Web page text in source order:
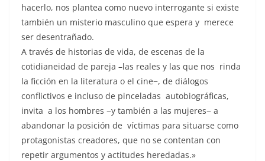
hacerlo, nos plantea como nuevo interrogante si existe
también un misterio masculino que espera y merece
ser desentrañado.
A través de historias de vida, de escenas de la
cotidianeidad de pareja –las reales y las que nos rinda
la ficción en la literatura o el cine−, de diálogos
conflictivos e incluso de pinceladas autobiográficas,
invita a los hombres −y también a las mujeres− a
abandonar la posición de víctimas para situarse como
protagonistas creadores, que no se contentan con
repetir argumentos y actitudes heredadas.»